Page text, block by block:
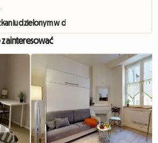
›
dzielonym w dzielnicy Jet d’Eau, piękny